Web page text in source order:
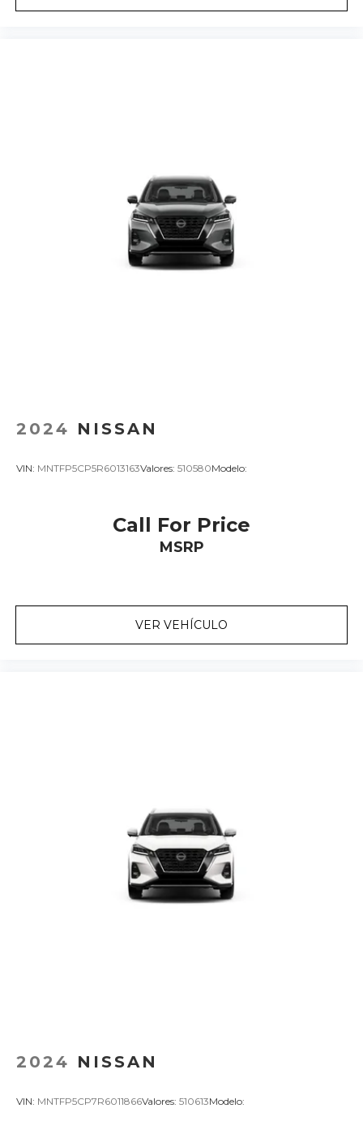
2024 NISSAN
VIN: MNTFP5CP5R6013163Valores: 510580Modelo:
Call For Price
MSRP
VER VEHÍCULO
2024 NISSAN
VIN: MNTFP5CP7R6011866Valores: 510613Modelo: